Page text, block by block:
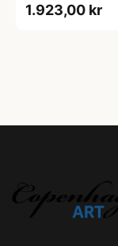
1.923,00 kr